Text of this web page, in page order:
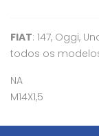
FIAT: 147, Oggi,
todos os modelos
NA
M14X1,5